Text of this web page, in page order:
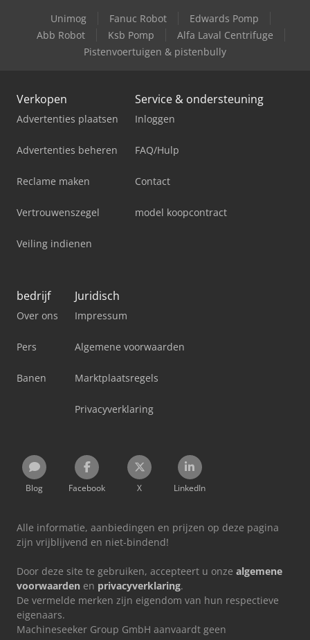
Unimog Fanuc Robot
Edwards Pomp
Abb Robot
Ksb Pomp
Alfa Laval Centrifuge
Pistenvoertuigen & pistenbully
Verkopen
Advertenties plaatsen
Advertenties beheren
Reclame maken
Vertrouwenszegel
Veiling indienen
Service & ondersteuning
Inloggen
FAQ/Hulp
Contact
model koopcontract
bedrijf
Over ons
Pers
Banen
Juridisch
Impressum
Algemene voorwaarden
Marktplaatsregels
Privacyverklaring
Blog Facebook X LinkedIn
Alle informatie, aanbiedingen en prijzen op deze pagina
zijn vrijblijvend en niet-bindend!
Door deze site te gebruiken, accepteert u onze algemene
voorwaarden en privacyverklaring.
De vermelde merken zijn eigendom van hun respectieve
eigenaars.
Machineseeker Group GmbH aanvaardt geen